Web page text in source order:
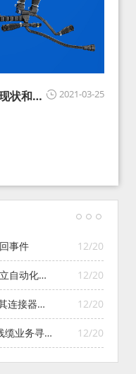
2021-03-25
状和展
12/20
事件
12/20
自动化智
12/20
连接器系
12/20
业务寻找